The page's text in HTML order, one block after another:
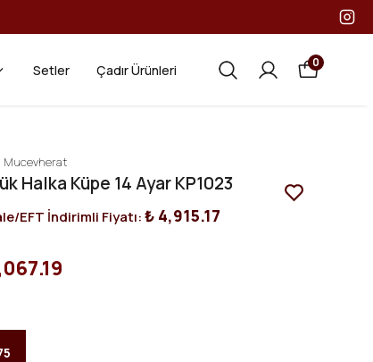
Setler Çadır Ürünleri 0
Mucevherat
Halka Küpe 14 Ayar KP1023
EFT İndirimli Fiyatı:₺ 4,915.17